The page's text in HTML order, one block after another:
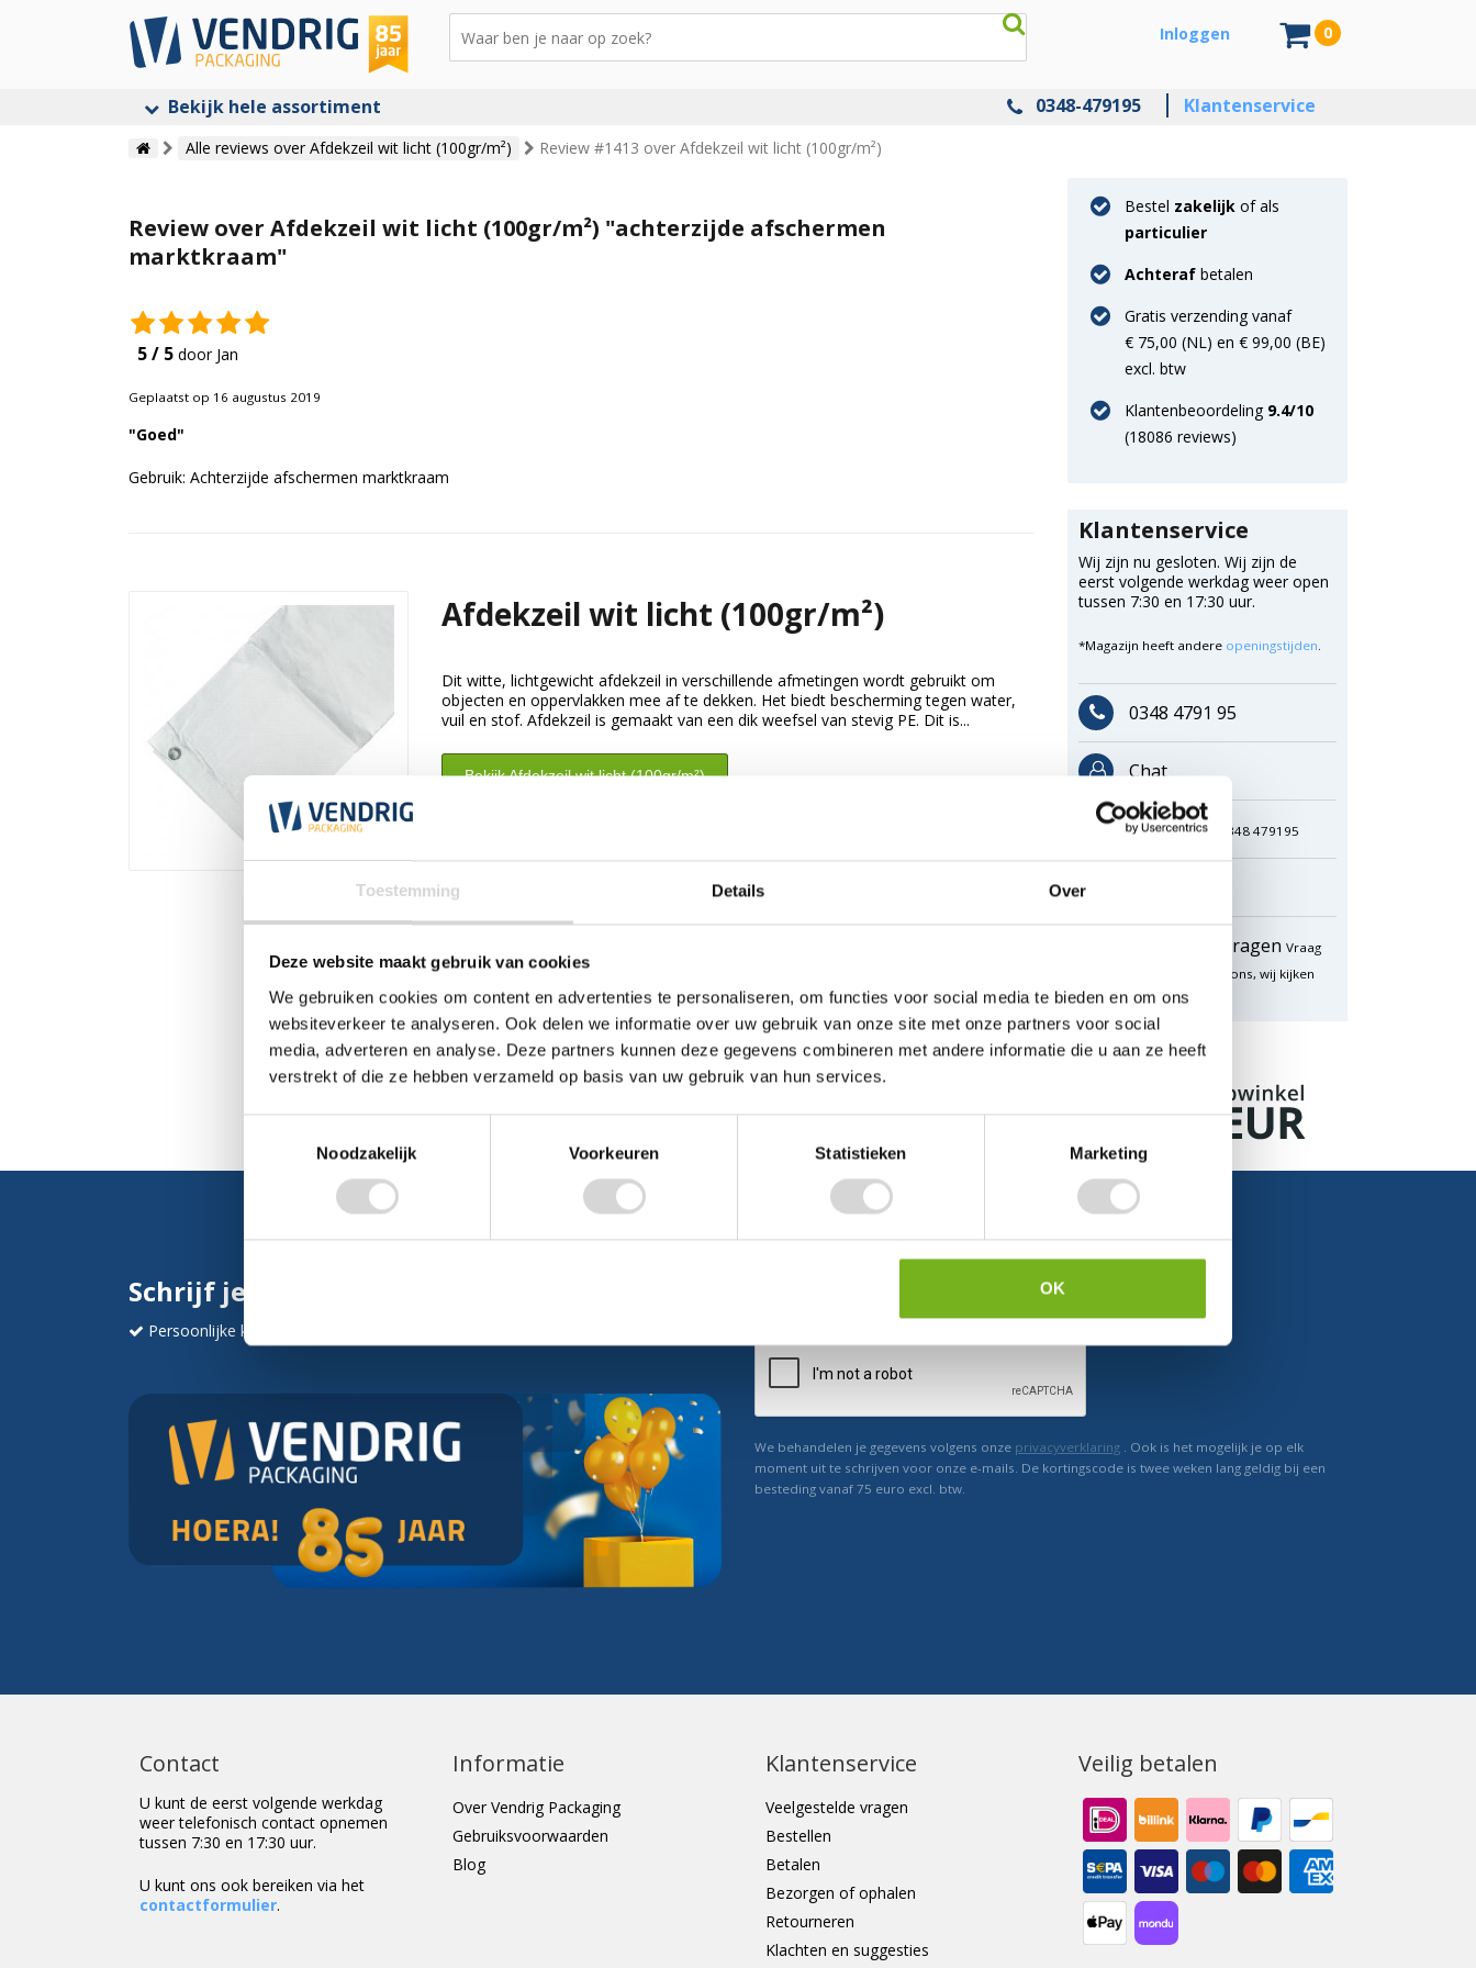
Toestemming Details Over
Deze website maakt gebruik van cookies
We gebruiken cookies om content en advertenties te personaliseren, om functies voor social media te bieden en om ons
websiteverkeer te analyseren. Ook delen we informatie over uw gebruik van onze site met onze partners voor social
media, adverteren en analyse. Deze partners kunnen deze gegevens combineren met andere informatie die u aan ze heeft
verstrekt of die ze hebben verzameld op basis van uw gebruik van hun services.
Noodzakelijk
Voorkeuren Statistieken Marketing
OK
Inloggen 0
Bekijk hele assortiment 0348-479195 Klantenservice
Alle reviews over Afdekzeil wit licht (100gr/m²) Review #1413 over Afdekzeil wit licht (100gr/m²)
Review over Afdekzeil wit licht (100gr/m²) "achterzijde afschermen
marktkraam"
5 / 5 door Jan
Geplaatst op 16 augustus 2019
"Goed"
Gebruik: Achterzijde afschermen marktkraam
Afdekzeil wit licht (100gr/m²)
Dit witte, lichtgewicht afdekzeil in verschillende afmetingen wordt gebruikt om
objecten en oppervlakken mee af te dekken. Het biedt bescherming tegen water,
vuil en stof. Afdekzeil is gemaakt van een dik weefsel van stevig PE. Dit is...
Bekijk Afdekzeil wit licht (100gr/m²)
Bestel zakelijk of als
particulier
Achteraf betalen
Gratis verzending vanaf
€ 75,00 (NL) en € 99,00 (BE)
excl. btw
Klantenbeoordeling 9.4/10
(18086 reviews)
Klantenservice
Wij zijn nu gesloten. Wij zijn de
eerst volgende werkdag weer open
tussen 7:30 en 17:30 uur.
*Magazijn heeft andere openingstijden.
0348 4791 95
Chat
WhatsApp 0348 479195
Offerte aanvragen Vraag
een speciale prijs op bij ons, wij kijken
naar de mogelijkheden.
Schrijf je in en ontvang direct 5% korting
Persoonlijke korting
Ontvang direct korting
We behandelen je gegevens volgens onze privacyverklaring . Ook is het mogelijk je op elk
moment uit te schrijven voor onze e-mails. De kortingscode is twee weken lang geldig bij een
besteding vanaf 75 euro excl. btw.
Contact
U kunt de eerst volgende werkdag
weer telefonisch contact opnemen
tussen 7:30 en 17:30 uur.
U kunt ons ook bereiken via het
contactformulier.
Informatie
Over Vendrig Packaging
Gebruiksvoorwaarden
Blog
Klantenservice
Veelgestelde vragen
Bestellen
Betalen
Bezorgen of ophalen
Retourneren
Klachten en suggesties
Veilig betalen